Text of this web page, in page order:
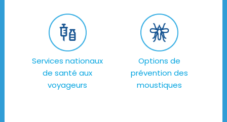
Services nationaux
de santé aux
voyageurs
Options de
prévention des
moustiques